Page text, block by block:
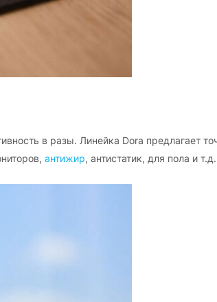
в разы. Линейка Dora предлагает
антижир, антистатик, для пола и т.д.